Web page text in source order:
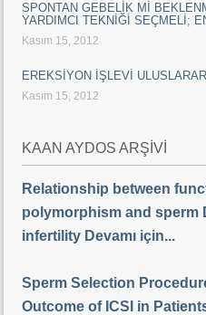
SPONTAN GEBELİK Mİ
YARDIMCI TEKNİĞİ SEÇMELİ;
Kasım 15, 2012
EREKSİYON İŞLEVİ
Kasım 15, 2012
KAAN AYDOS ARŞİVİ
Relationship between
polymorphism and sperm
infertility Devamı için...
Sperm Selection
Outcome of ICSI in